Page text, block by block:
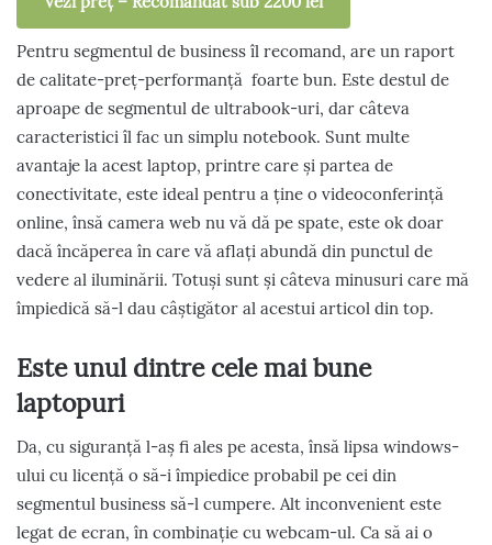
Pentru segmentul de business îl recomand, are un raport
de calitate-preț-performanță foarte bun. Este destul de
aproape de segmentul de ultrabook-uri, dar câteva
caracteristici îl fac un simplu notebook. Sunt multe
avantaje la acest laptop, printre care și partea de
conectivitate, este ideal pentru a ține o videoconferință
online, însă camera web nu vă dă pe spate, este ok doar
dacă încăperea în care vă aflați abundă din punctul de
vedere al iluminării. Totuși sunt și câteva minusuri care mă
împiedică să-l dau câștigător al acestui articol din top.
Este unul dintre cele mai bune
laptopuri
Da, cu siguranță l-aș fi ales pe acesta, însă lipsa windows-
ului cu licență o să-i împiedice probabil pe cei din
segmentul business să-l cumpere. Alt inconvenient este
legat de ecran, în combinație cu webcam-ul. Ca să ai o